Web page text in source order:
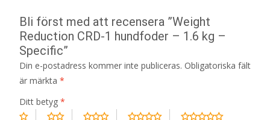
Bli först med att recensera ”Weight
Reduction CRD-1 hundfoder – 1.6 kg –
Specific”
Din e-postadress kommer inte publiceras. Obligatoriska fält
är märkta *
Ditt betyg *